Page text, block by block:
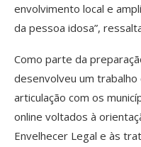
envolvimento local e
da pessoa idosa”,
Como parte da
desenvolveu um
articulação com os
online voltados à
Envelhecer Legal e às